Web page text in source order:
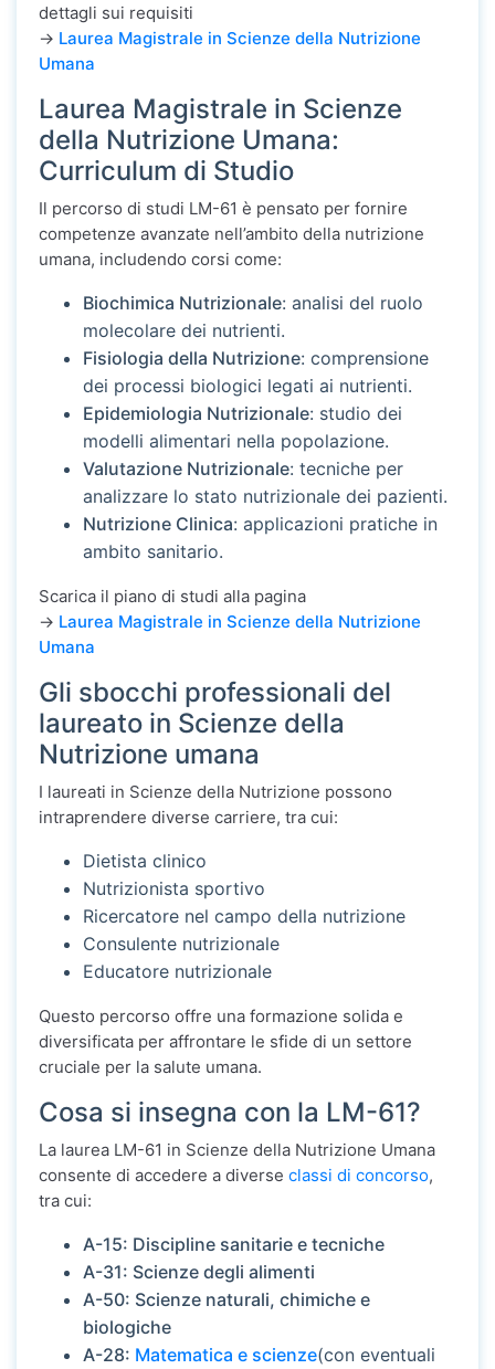
dettagli sui requisiti
-> Laurea Magistrale in Scienze della Nutrizione
Umana
Laurea Magistrale in Scienze
della Nutrizione Umana:
Curriculum di Studio
Il percorso di studi LM-61 è pensato per fornire
competenze avanzate nell’ambito della nutrizione
umana, includendo corsi come:
Biochimica Nutrizionale: analisi del ruolo
molecolare dei nutrienti.
Fisiologia della Nutrizione: comprensione
dei processi biologici legati ai nutrienti.
Epidemiologia Nutrizionale: studio dei
modelli alimentari nella popolazione.
Valutazione Nutrizionale: tecniche per
analizzare lo stato nutrizionale dei pazienti.
Nutrizione Clinica: applicazioni pratiche in
ambito sanitario.
Scarica il piano di studi alla pagina
-> Laurea Magistrale in Scienze della Nutrizione
Umana
Gli sbocchi professionali del
laureato in Scienze della
Nutrizione umana
I laureati in Scienze della Nutrizione possono
intraprendere diverse carriere, tra cui:
Dietista clinico
Nutrizionista sportivo
Ricercatore nel campo della nutrizione
Consulente nutrizionale
Educatore nutrizionale
Questo percorso offre una formazione solida e
diversificata per affrontare le sfide di un settore
cruciale per la salute umana.
Cosa si insegna con la LM-61?
La laurea LM-61 in Scienze della Nutrizione Umana
consente di accedere a diverse classi di concorso,
tra cui:
A-15: Discipline sanitarie e tecniche
A-31: Scienze degli alimenti
A-50: Scienze naturali, chimiche e
biologiche
A-28: Matematica e scienze(con eventuali